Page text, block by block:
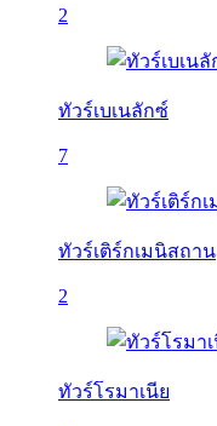
2
ทัวร์เบเนลักซ์
7
ทัวร์เติร์กเมนิสถาน
2
ทัวร์โรมาเนีย